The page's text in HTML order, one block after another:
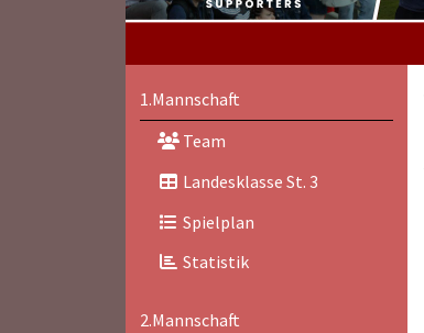
1.Mannschaft
Team
Landesklasse St. 3
Spielplan
Statistik
2.Mannschaft